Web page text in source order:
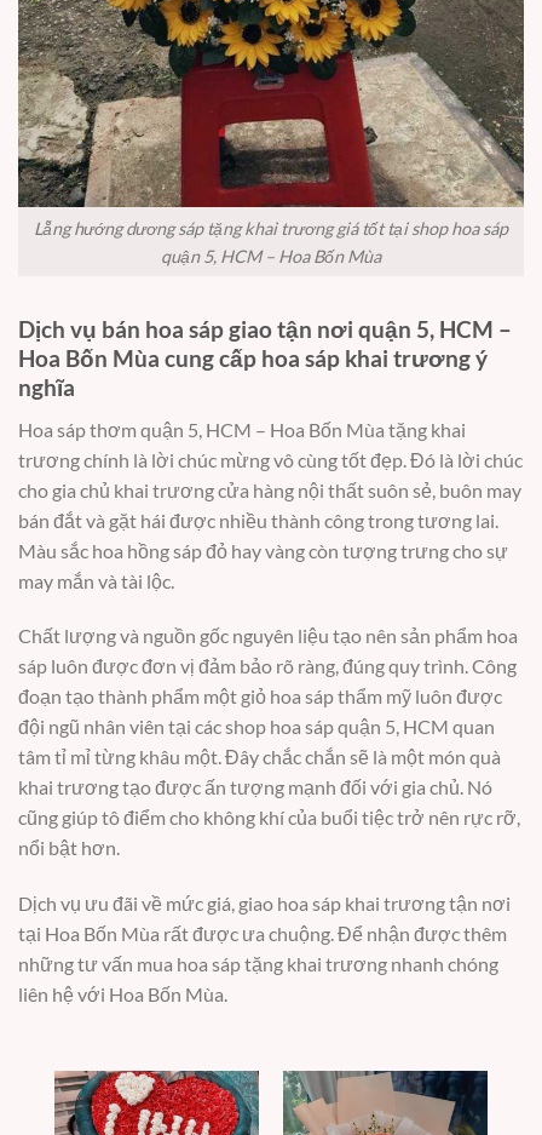
Lẵng hướng dương sáp tặng khai trương giá tốt tại shop hoa sáp
quận 5, HCM – Hoa Bốn Mùa
Dịch vụ bán hoa sáp giao tận nơi quận 5, HCM –
Hoa Bốn Mùa cung cấp hoa sáp khai trương ý
nghĩa
Hoa sáp thơm quận 5, HCM – Hoa Bốn Mùa tặng khai
trương chính là lời chúc mừng vô cùng tốt đẹp. Đó là lời chúc
cho gia chủ khai trương cửa hàng nội thất suôn sẻ, buôn may
bán đắt và gặt hái được nhiều thành công trong tương lai.
Màu sắc hoa hồng sáp đỏ hay vàng còn tượng trưng cho sự
may mắn và tài lộc.
Chất lượng và nguồn gốc nguyên liệu tạo nên sản phẩm hoa
sáp luôn được đơn vị đảm bảo rõ ràng, đúng quy trình. Công
đoạn tạo thành phẩm một giỏ hoa sáp thẩm mỹ luôn được
đội ngũ nhân viên tại các shop hoa sáp quận 5, HCM quan
tâm tỉ mỉ từng khâu một. Đây chắc chắn sẽ là một món quà
khai trương tạo được ấn tượng mạnh đối với gia chủ. Nó
cũng giúp tô điểm cho không khí của buổi tiệc trở nên rực rỡ,
nổi bật hơn.
Dịch vụ ưu đãi về mức giá, giao hoa sáp khai trương tận nơi
tại Hoa Bốn Mùa rất được ưa chuộng. Để nhận được thêm
những tư vấn mua hoa sáp tặng khai trương nhanh chóng
liên hệ với Hoa Bốn Mùa.